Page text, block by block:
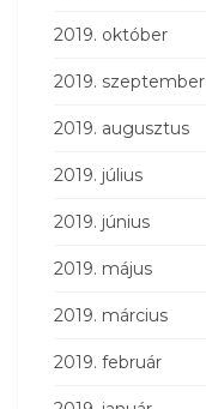
2019. október
2019. szeptember
2019. augusztus
2019. július
2019. június
2019. május
2019. március
2019. február